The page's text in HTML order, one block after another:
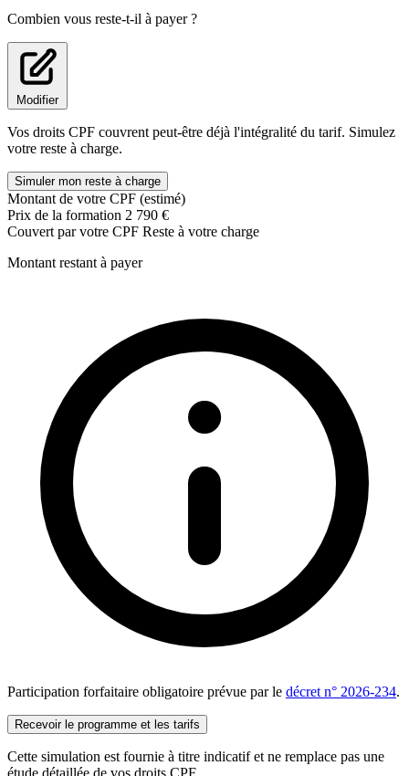
2.Gérer l'administration des ventes
3.Répondre aux attentes des clients
4.Construire un tableau de gestion commerciale avec
Microsoft Excel
5.Élaborer et actualiser des tableaux de suivi de l'activité
6.Gérer le volet administratif des collaborateur
7.Gérer l'activité juridique
Combien vous reste-t-il à payer ?
Modifier
Vos droits CPF couvrent peut-être déjà l'intégralité du tarif. Simulez
votre reste à charge.
Simuler mon reste à charge
Montant de votre CPF (estimé)
Prix de la formation 2 790 €
Couvert par votre CPF Reste à votre charge
Montant restant à payer
Participation forfaitaire obligatoire prévue par le décret n° 2026-234.
Recevoir le programme et les tarifs
Cette simulation est fournie à titre indicatif et ne remplace pas une